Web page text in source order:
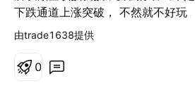
下跌通道上涨突破， 不然就不好玩
了，如果不带损
由trade1638提供
0